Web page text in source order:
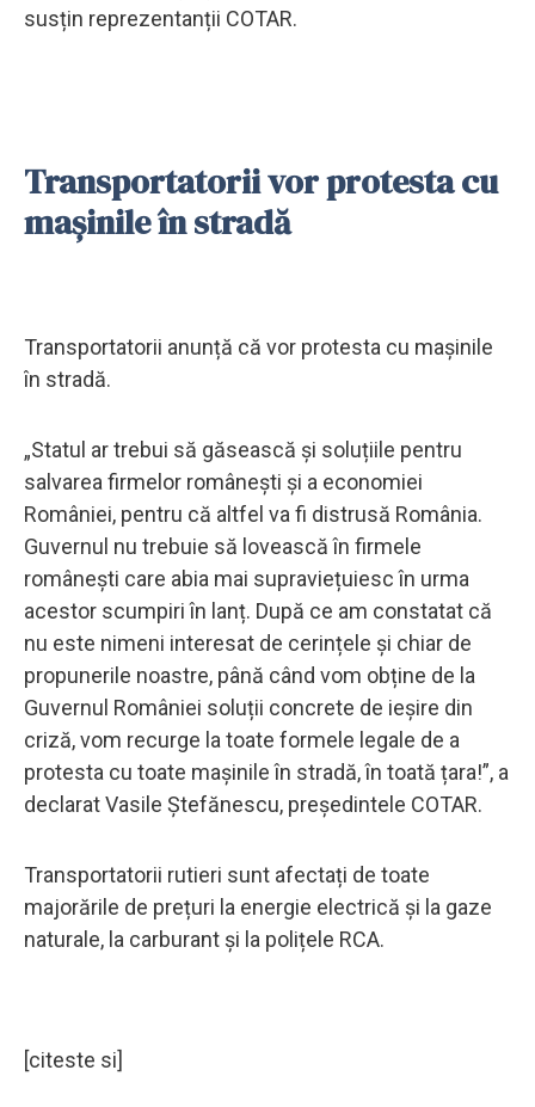
susțin reprezentanții COTAR.
Transportatorii vor protesta cu
mașinile în stradă
Transportatorii anunță că vor protesta cu mașinile
în stradă.
„Statul ar trebui să găsească și soluțiile pentru
salvarea firmelor românești și a economiei
României, pentru că altfel va fi distrusă România.
Guvernul nu trebuie să lovească în firmele
românești care abia mai supraviețuiesc în urma
acestor scumpiri în lanț. După ce am constatat că
nu este nimeni interesat de cerințele și chiar de
propunerile noastre, până când vom obține de la
Guvernul României soluții concrete de ieșire din
criză, vom recurge la toate formele legale de a
protesta cu toate mașinile în stradă, în toată țara!”, a
declarat Vasile Ștefănescu, președintele COTAR.
Transportatorii rutieri sunt afectați de toate
majorările de prețuri la energie electrică și la gaze
naturale, la carburant și la polițele RCA.
[citeste si]